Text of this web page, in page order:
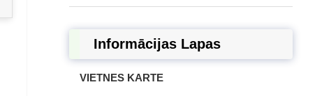
Informācijas Lapas
VIETNES KARTE